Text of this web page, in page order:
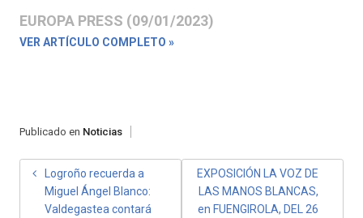
EUROPA PRESS (09/01/2023)
VER ARTÍCULO COMPLETO »
Publicado en Noticias
NAVEGACIÓN
Logroño recuerda a
Miguel Ángel Blanco:
Valdegastea contará
EXPOSICIÓN LA VOZ DE
LAS MANOS BLANCAS,
en FUENGIROLA, DEL 26